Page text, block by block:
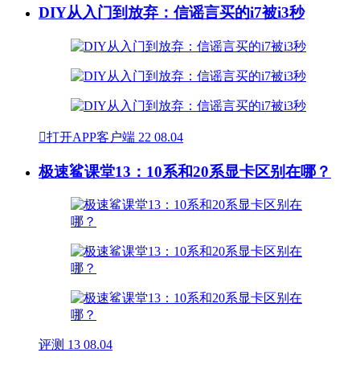
DIY从入门到放弃：信谣言买的i7被i3秒
打开APP客户端 22 08.04
极速鲨课堂13：10系和20系显卡区别在哪？
评测 13 08.04